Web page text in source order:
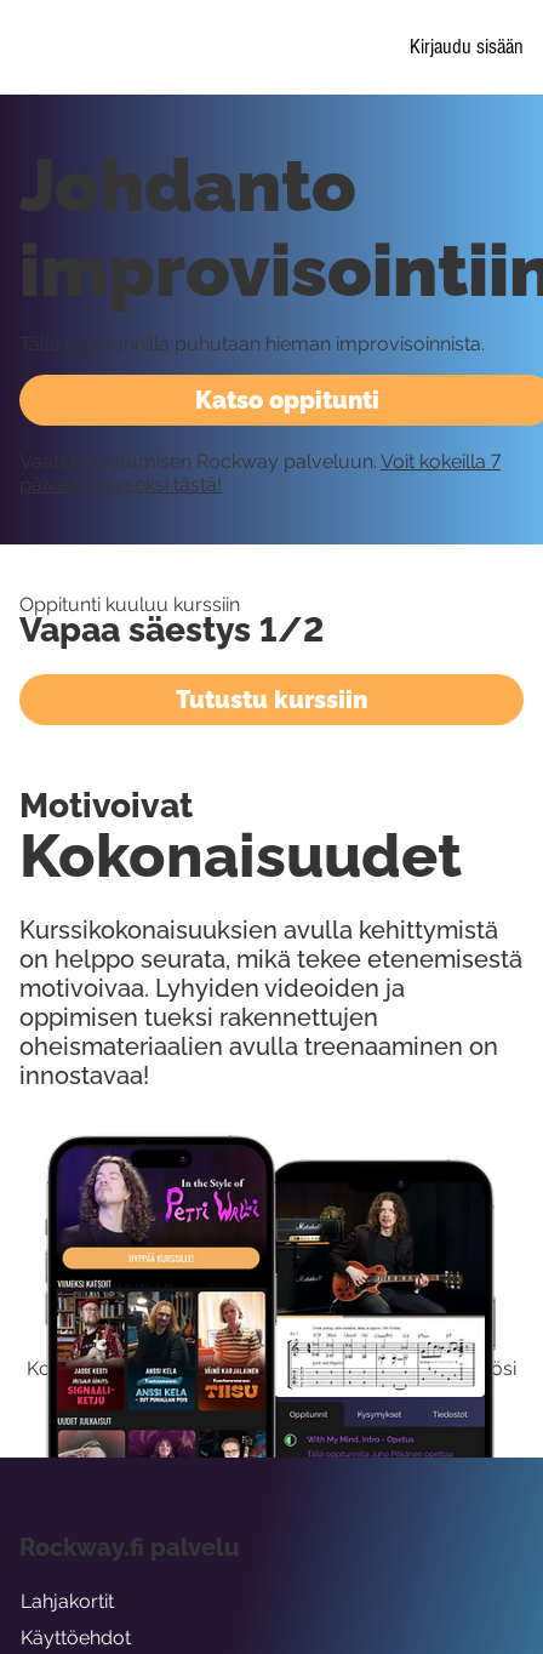
Kirjaudu sisään
Kokeile Ilmaiseksi
Kokeilemalla ilmaiseksi saat koko sisältömme käyttöösi
viikon ajaksi.
Katso oppitunti
Johdanto
Tällä oppitunnilla puhutaan hieman improvisoinnista.
Vaatii kirjautumisen Rockway palveluun. Voit kokeilla 7
päivää ilmaiseksi tästä!
Oppitunti kuuluu kurssiin
Vapaa säestys 1/2
Tutustu kurssiin
Kurssikokonaisuuksien avulla kehittymistä
on helppo seurata, mikä tekee etenemisestä
motivoivaa. Lyhyiden videoiden ja
oppimisen tueksi rakennettujen
oheismateriaalien avulla treenaaminen on
innostavaa!
Kokonaisuudet
Motivoivat
Rockway.fi palvelu
Lahjakortit
Käyttöehdot